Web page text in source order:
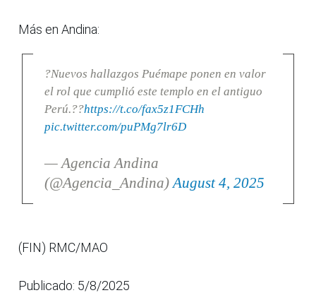
Más en Andina:
?Nuevos hallazgos Puémape ponen en valor
el rol que cumplió este templo en el antiguo
Perú.??https://t.co/fax5z1FCHh
pic.twitter.com/puPMg7lr6D
— Agencia Andina
(@Agencia_Andina)August 4, 2025
(FIN) RMC/MAO
Publicado: 5/8/2025